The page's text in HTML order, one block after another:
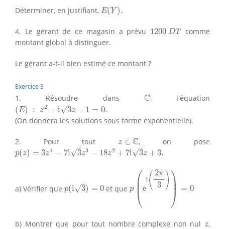
Déterminer, en justifiant, E(Y ).
E(Y).
4. Le gérant de ce magasin a prévu 1200 DT
1200DT comme
montant global à distinguer.
Le gérant a-t-il bien estimé ce montant ?
Exercice 3
1. Résoudre dans C
C, l'équation
(E) : z2 − i√3z − 1 = 0.
(E) −i3z−1=0.
(On donnera les solutions sous forme exponentielle).
2. Pour tout z ∈ C
z ∈ C , on pose
p(z) = 3z4 − 7i√3z3 − 18z2 + 7i√3z + 3.
p( ) z4 −7 3z −18z2 +7 3 z+ 3.
a) Vérifier que p(i√3) = 0
(i )=0 et quep ⎛
⎜
⎜
⎝e
i ⎛
⎝
2π
3
⎞
⎠⎞⎟ ⎟
⎠ = 0
e 2π3)) =0
b) Montrer que pour tout nombre complexe non nul z
z,